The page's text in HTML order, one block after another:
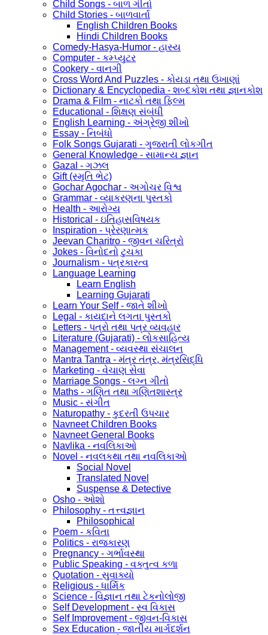
Child Songs - બાળ ગીતો
Child Stories - બાળવાર્તા
English Children Books
Hindi Children Books
Comedy-Hasya-Humor - હાસ્ય
Computer - કમ્પ્યુટર
Cookery - વાનગી
Cross Word And Puzzles - કોયડા તથા ઉખાણાં
Dictionary & Encyclopedia - શબ્દકોશ તથા જ્ઞાનકોશ
Drama & Film - નાટકો તથા ફિલ્મ
Educational - શિક્ષણ સંબંધી
English Learning - અંગ્રેજી શીખો
Essay - નિબંધો
Folk Songs Gujarati - ગુજરાતી લોકગીત
General Knowledge - સામાન્ય જ્ઞાન
Gazal - ગઝલ
Gift (સ્મૃતિ ભેટ)
Gochar Agochar - અગોચર વિશ્વ
Grammar - વ્યાકરણના પુસ્તકો
Health - આરોગ્ય
Historical - ઇતિહાસવિષયક
Inspiration - પ્રેરણાત્મક
Jeevan Charitro - જીવન ચરિત્રો
Jokes - વિનોદનો ટુચકા
Journalism - પત્રકારત્વ
Language Learning
Learn English
Learning Gujarati
Learn Your Self - જાતે શીખો
Legal - કાયદાને લગતા પુસ્તકો
Letters - પત્રો તથા પત્ર વ્યવહાર
Literature (Gujarati) - લોકસાહિત્ય
Management - વ્યવસ્થા સંચાલન
Mantra Tantra - મંત્ર તંત્ર, મંત્રસિદ્ધિ
Marketing - વેચાણ સેવા
Marriage Songs - લગ્ન ગીતો
Maths - ગણિત તથા ગણિતશાસ્ત્ર
Music - સંગીત
Naturopathy - કુદરતી ઉપચાર
Navneet Children Books
Navneet General Books
Navlika - નવલિકાઓ
Novel - નવલકથા તથા નવલિકાઓ
Social Novel
Translated Novel
Suspense & Detective
Osho - ઓશો
Philosophy - તત્ત્વજ્ઞાન
Philosophical
Poem - કવિતા
Politics - રાજકારણ
Pregnancy - ગર્ભાવસ્થા
Public Speaking - વક્તુત્વ કળા
Quotation - સુવાક્યો
Religious - ધાર્મિક
Science - વિજ્ઞાન તથા ટેકનોલોજી
Self Development - સ્વ વિકાસ
Self Improvement - જીવન-વિકાસ
Sex Education - જાતીય માર્ગદર્શન